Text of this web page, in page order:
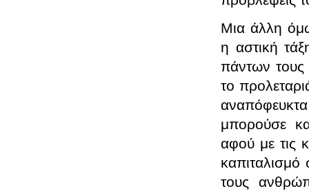
Μια άλλη
η αστική
πάντων τους
το
μπορούσε
αφού με τις
τους